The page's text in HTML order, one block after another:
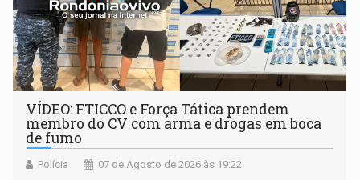
VÍDEO: FTICCO e Força Tática prendem
membro do CV com arma e drogas em boca
de fumo
Polícia 07 de Agosto de 2026 às 19:22